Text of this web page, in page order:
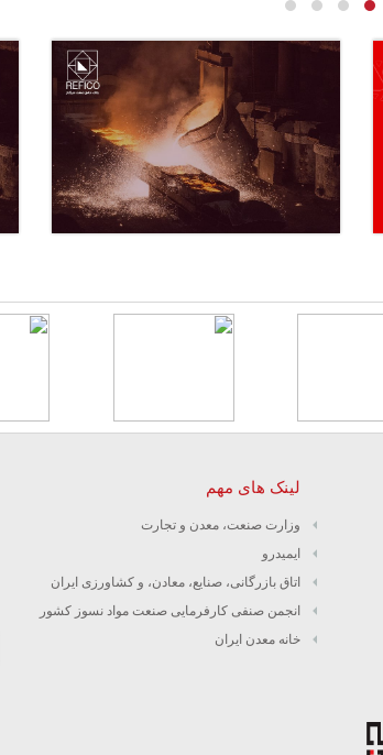
لینک های مهم
وزارت صنعت، معدن و تجارت
ایمیدرو
اتاق بازرگانی، صنایع، معادن، و کشاورزی ایران
انجمن صنفی کارفرمایی صنعت مواد نسوز کشور
خانه معدن ایران